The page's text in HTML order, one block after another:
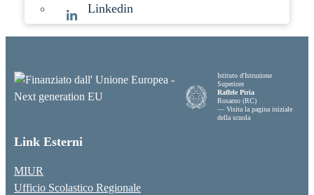
Linkedin
Istituto d'Istruzione
Superiore
Raffele Piria
Rosarno (RC)
— Visita la pagina iniziale
della scuola
Link Esterni
MIUR
Ufficio Scolastico Regionale